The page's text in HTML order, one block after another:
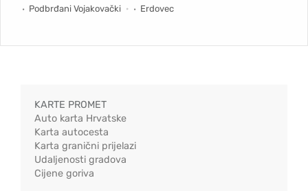
Podbrđani Vojakovački
Erdovec
KARTE PROMET
Auto karta Hrvatske
Karta autocesta
Karta granični prijelazi
Udaljenosti gradova
Cijene goriva